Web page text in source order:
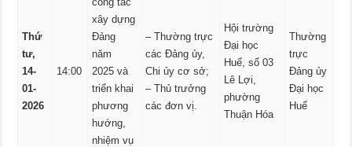
Thứ
tư,
14-
01-
2026
14:00
xây dựng
Đảng
năm
2025 và
triển khai
phương
hướng,
nhiệm vụ
– Thường trực
các Đảng ủy,
Chi ủy cơ sở;
– Thủ trưởng
các đơn vị.
Hội trường
Đại học
Huế, số 03
Lê Lợi,
phường
Thuận Hóa
Thường
trực
Đảng ủy
Đại học
Huế